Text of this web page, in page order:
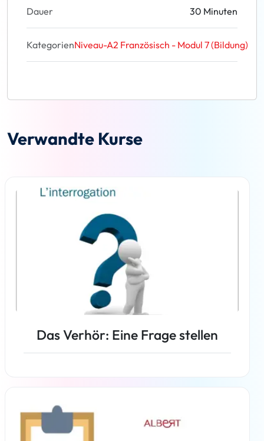
Dauer 30 Minuten
KategorienNiveau-A2 Französisch - Modul 7 (Bildung)
Verwandte Kurse
Das Verhör: Eine Frage stellen